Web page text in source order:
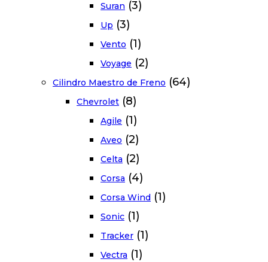
Suran (3)
Up (3)
Vento (1)
Voyage (2)
Cilindro Maestro de Freno (64)
Chevrolet (8)
Agile (1)
Aveo (2)
Celta (2)
Corsa (4)
Corsa Wind (1)
Sonic (1)
Tracker (1)
Vectra (1)